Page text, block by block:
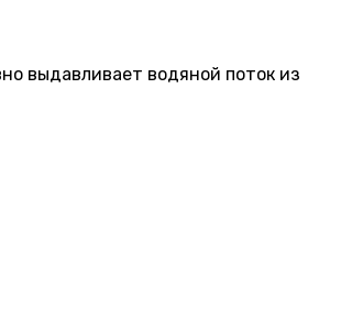
выдавливает водяной поток из